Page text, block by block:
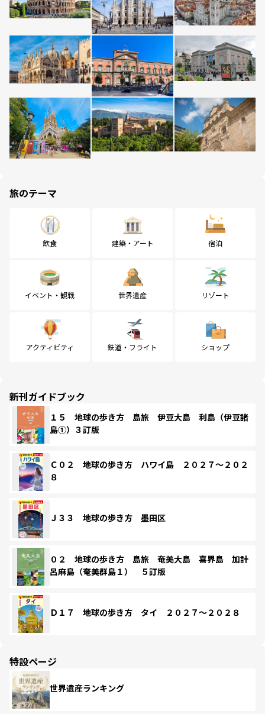
旅のテーマ
飲食 建築・アート 宿泊
イベント・観戦 世界遺産 リゾート
アクティビティ 鉄道・フライト ショップ
新刊ガイドブック
１５ 地球の歩き方 島旅 伊豆大島 利島（伊豆諸
島①）３訂版
Ｃ０２ 地球の歩き方 ハワイ島 ２０２７～２０２
８
Ｊ３３ 地球の歩き方 墨田区
０２ 地球の歩き方 島旅 奄美大島 喜界島 加計
呂麻島（奄美群島１） ５訂版
Ｄ１７ 地球の歩き方 タイ ２０２７～２０２８
特設ページ
世界遺産ランキング